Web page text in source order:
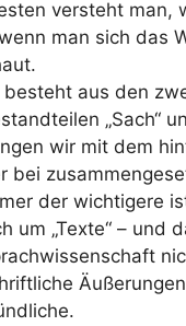
versteht man,
man sich das
besteht aus den
„Sach“
wir mit dem
bei
der wichtigere
um „Texte“ – und